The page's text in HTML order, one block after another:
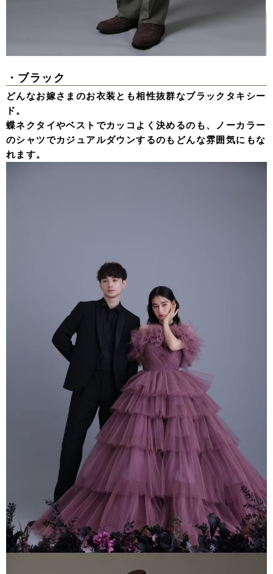
・ブラック
どんなお嫁さまのお衣装とも相性抜群なブラックタキシー
ド。
蝶ネクタイやベストでカッコよく決めるのも、ノーカラー
のシャツでカジュアルダウンするのもどんな雰囲気にもな
れます。